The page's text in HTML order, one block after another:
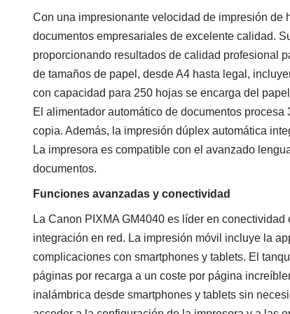
Con una impresionante velocidad de impresión de
documentos empresariales de excelente calidad.
proporcionando resultados de calidad profesional
de tamaños de papel, desde A4 hasta legal,
con capacidad para 250 hojas se encarga del
El alimentador automático de documentos
copia. Además, la impresión dúplex automática
La impresora es compatible con el avanzado
documentos.
Funciones avanzadas y conectividad
La Canon PIXMA GM4040 es líder en
integración en red. La impresión móvil incluye la
complicaciones con smartphones y tablets. El
páginas por recarga a un coste por página
inalámbrica desde smartphones y tablets sin